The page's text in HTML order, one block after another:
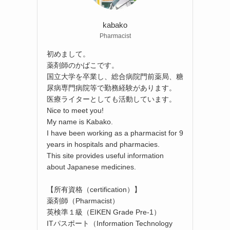
kabako
Pharmacist
初めまして。
薬剤師のかばこです。
国立大学を卒業し、総合病院門前薬局、糖
尿病専門病院等で勤務経験があります。
医療ライターとしても活動しています。
Nice to meet you!
My name is Kabako.
I have been working as a pharmacist for 9
years in hospitals and pharmacies.
This site provides useful information
about Japanese medicines.
【所有資格（certification）】
薬剤師（Pharmacist）
英検準１級（EIKEN Grade Pre-1）
ITパスポート（Information Technology